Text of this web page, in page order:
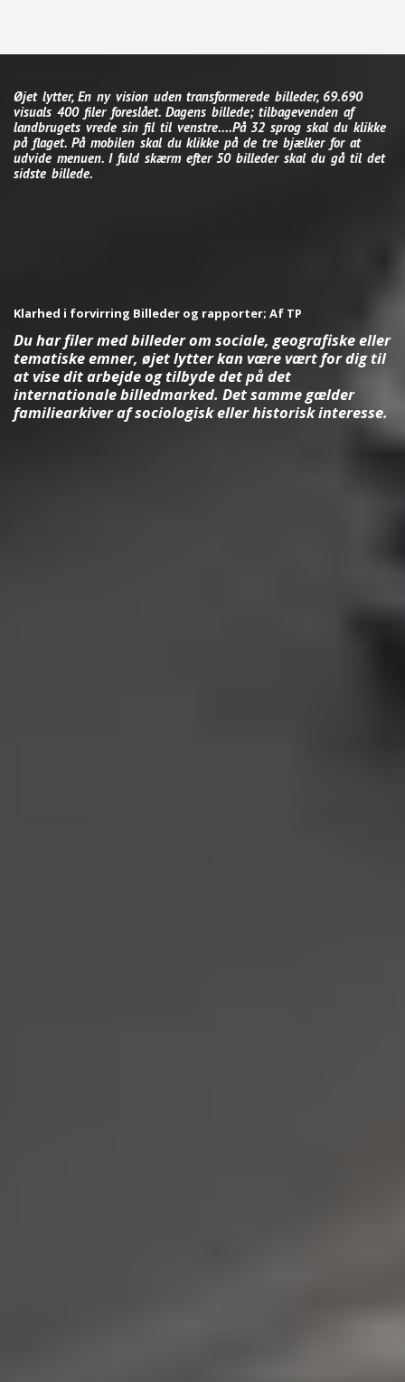
Øjet lytter, En ny vision uden transformerede billeder, 69.690
visuals 400 filer foreslået. Dagens billede; tilbagevenden af ​​
landbrugets vrede sin fil til venstre....På 32 sprog skal du klikke
på flaget. På mobilen skal du klikke på de tre bjælker for at
udvide menuen. I fuld skærm efter 50 billeder skal du gå til det
sidste billede.
Klarhed i forvirring Billeder og rapporter; Af TP
Du har filer med billeder om sociale, geografiske eller
tematiske emner, øjet lytter kan være vært for dig til
at vise dit arbejde og tilbyde det på det
internationale billedmarked. Det samme gælder
familiearkiver af sociologisk eller historisk interesse.